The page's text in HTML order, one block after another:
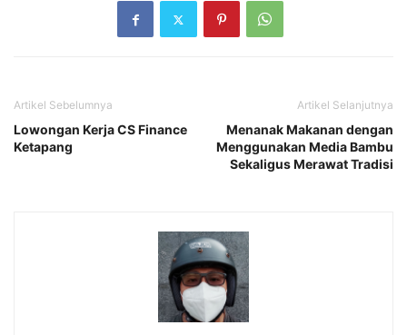
Artikel Sebelumnya
Lowongan Kerja CS Finance
Ketapang
Artikel Selanjutnya
Menanak Makanan dengan
Menggunakan Media Bambu
Sekaligus Merawat Tradisi